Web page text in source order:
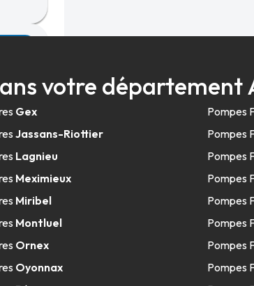
votre département
Gex
Jassans-Riottier
Lagnieu
Meximieux
Miribel
Montluel
Ornex
Oyonnax
Pompes
Pompes
Pompes
Pompes
Pompes
Pompes
Pompes
Pompes